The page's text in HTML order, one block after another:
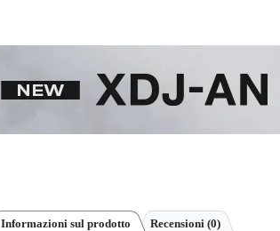
Informazioni sul prodotto Recensioni (0)